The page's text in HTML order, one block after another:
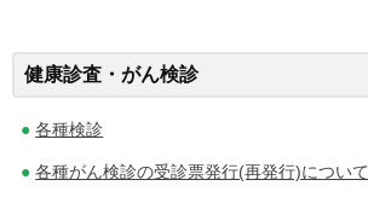
稿
ナ
健康診査・がん検診
各種検診
各種がん検診の受診票発行(再発行)について